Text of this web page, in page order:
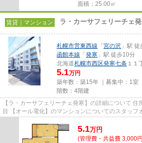
面積：25.00㎡
賃貸｜マンション ラ・カーサフェリーチェ
札幌市営東西線 「 宮の沢 」駅
函館本線 「 発寒 」駅 徒歩10分
北海道札幌市西区発寒七条 １１
5.1万円
築年数：築15年 ｜募集中： 1室
階数：4階建
【ラ・カーサフェリーチェ発寒】の詳細について 住所：札幌市西区発寒七条11丁
目 【オール電化】のマンションについてのスタッフオススメポイントは「冬にほ
5.1万円
(管理費・共益費 3,000